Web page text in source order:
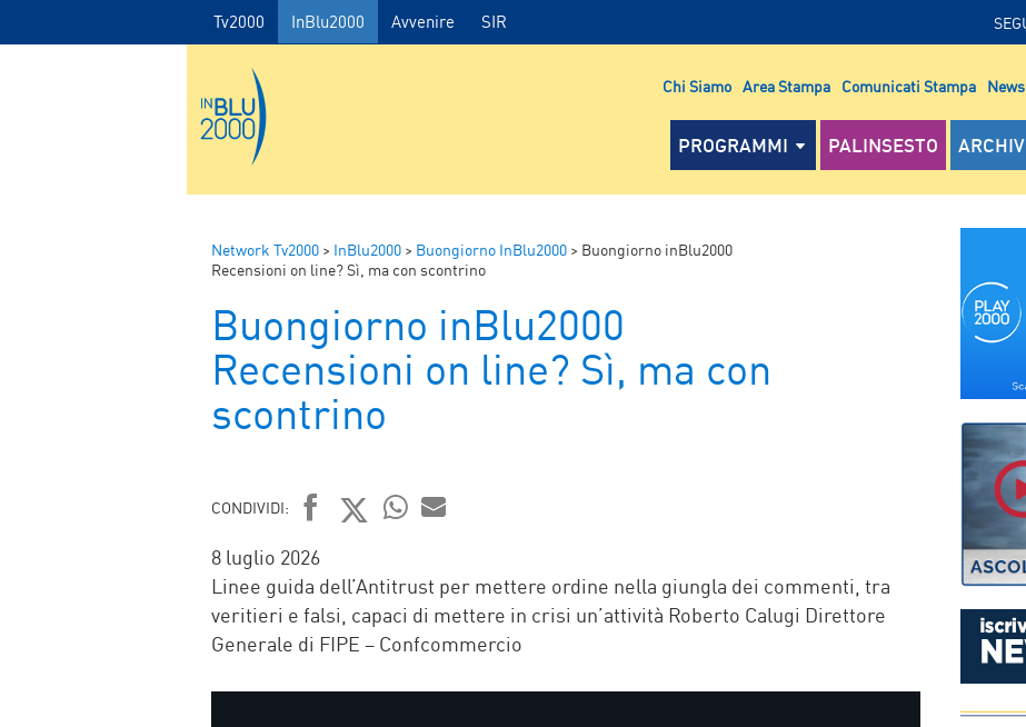
Tv2000 InBlu2000 Avvenire SIR
Chi Siamo Area Stampa Comunicati Stampa
PROGRAMMI PALINSESTO
Network Tv2000 > InBlu2000 > Buongiorno InBlu2000 > Buongiorno inBlu2000
Recensioni on line? Sì, ma con scontrino
Buongiorno inBlu2000
Recensioni on line? Sì, ma con
scontrino
CONDIVIDI:
FACEBOOK
8 luglio 2026
Linee guida dell’Antitrust per mettere ordine nella giungla dei commenti, tra
veritieri e falsi, capaci di mettere in crisi un’attività Roberto Calugi Direttore
Generale di FIPE – Confcommercio